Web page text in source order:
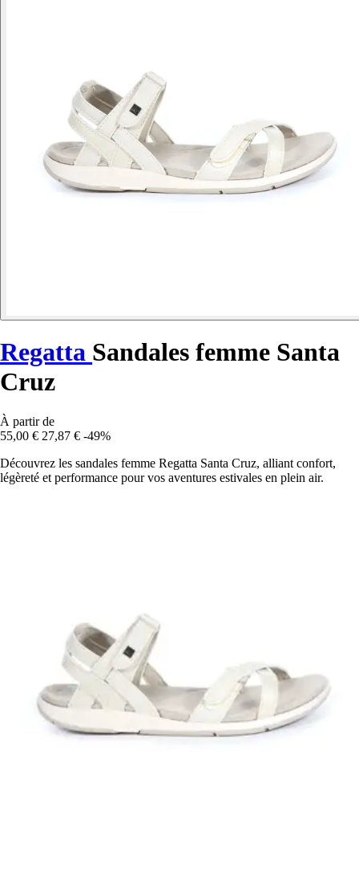
Regatta Sandales femme Santa
Cruz
À partir de
55,00 € 27,87 € -49%
Découvrez les sandales femme Regatta Santa Cruz, alliant confort,
légèreté et performance pour vos aventures estivales en plein air.